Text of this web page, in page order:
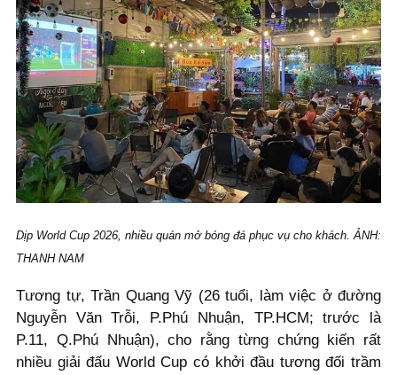
Dịp World Cup 2026, nhiều quán mở bóng đá phục vụ cho khách. ẢNH:
THANH NAM
Tương tự, Trần Quang Vỹ (26 tuổi, làm việc ở đường
Nguyễn Văn Trỗi, P.Phú Nhuận, TP.HCM; trước là
P.11, Q.Phú Nhuận), cho rằng từng chứng kiến rất
nhiều giải đấu World Cup có khởi đầu tương đối trầm